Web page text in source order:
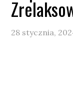
28 stycznia,